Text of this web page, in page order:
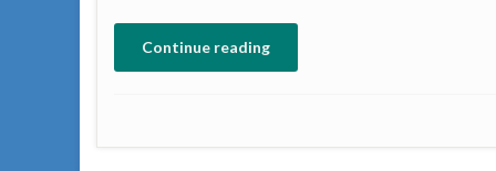
Continue reading